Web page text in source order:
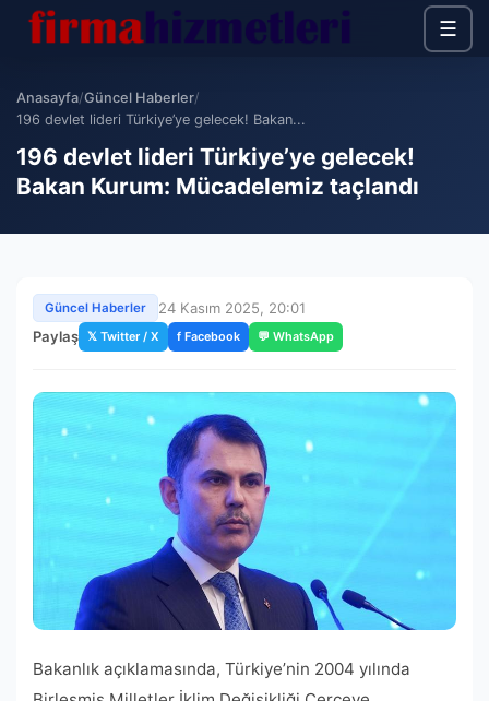
☰
Anasayfa/Güncel Haberler/
196 devlet lideri Türkiye’ye gelecek! Bakan...
196 devlet lideri Türkiye’ye gelecek!
Bakan Kurum: Mücadelemiz taçlandı
Güncel Haberler
24 Kasım 2025, 20:01
Paylaş 𝕏 Twitter / X f Facebook 💬 WhatsApp
Bakanlık açıklamasında, Türkiye’nin 2004 yılında